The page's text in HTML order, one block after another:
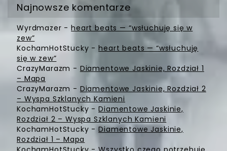
Najnowsze komentarze
Wyrdmazer -heart beats — “wsłuchuję się w
zew”
KochamHotStucky -heart beats — “wsłuchuję
się w zew”
CrazyMarazm - Diamentowe Jaskinie, Rozdział 1
– Mapa
CrazyMarazm - Diamentowe Jaskinie, Rozdział 2
– Wyspa Szklanych Kamieni
KochamHotStucky -Diamentowe Jaskinie,
Rozdział 2 – Wyspa Szklanych Kamieni
KochamHotStucky -Diamentowe Jaskinie,
Rozdział 1 – Mapa